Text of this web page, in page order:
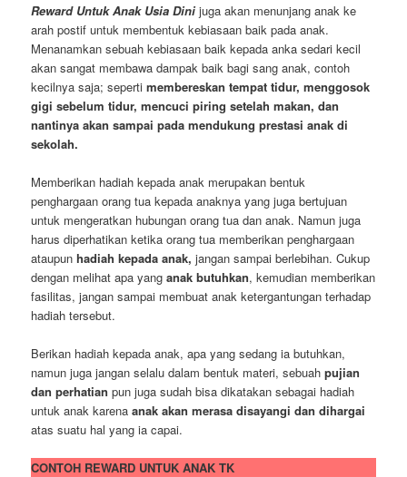
Reward Untuk Anak Usia Dini juga akan menunjang anak ke
arah postif untuk membentuk kebiasaan baik pada anak.
Menanamkan sebuah kebiasaan baik kepada anka sedari kecil
akan sangat membawa dampak baik bagi sang anak, contoh
kecilnya saja; sepertimembereskan tempat tidur, menggosok
gigi sebelum tidur, mencuci piring setelah makan, dan
nantinya akan sampai pada mendukung prestasi anak di
sekolah.
Memberikan hadiah kepada anak merupakan bentuk
penghargaan orang tua kepada anaknya yang juga bertujuan
untuk mengeratkan hubungan orang tua dan anak. Namun juga
harus diperhatikan ketika orang tua memberikan penghargaan
ataupunhadiah kepada anak, jangan sampai berlebihan. Cukup
dengan melihat apa yanganak butuhkan, kemudian memberikan
fasilitas, jangan sampai membuat anak ketergantungan terhadap
hadiah tersebut.
Berikan hadiah kepada anak, apa yang sedang ia butuhkan,
namun juga jangan selalu dalam bentuk materi, sebuahpujian
dan perhatianpun juga sudah bisa dikatakan sebagai hadiah
untuk anak karenaanak akan merasa disayangi dan dihargai
atas suatu hal yang ia capai.
CONTOH REWARD UNTUK ANAK TK